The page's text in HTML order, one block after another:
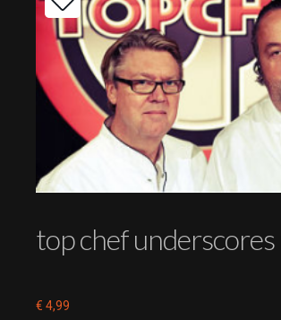
top chef
€ 4,99